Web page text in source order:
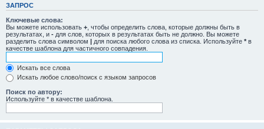
ЗАПРОС
Ключевые слова:
Вы можете использовать + , чтобы определить слова, которые должны быть в
результатах, и - для слов, которых в результатах быть не должно. Вы можете
разделить слова символом | для поиска любого слова из списка. Используйте * в
качестве шаблона для частичного совпадения.
Искать все слова
Искать любое слово/поиск с языком запросов
Поиск по автору:
Используйте * в качестве шаблона.